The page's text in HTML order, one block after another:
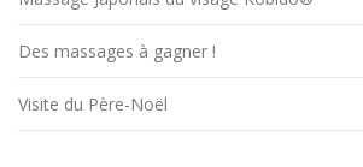
Des massages à gagner !
Visite du Père-Noël